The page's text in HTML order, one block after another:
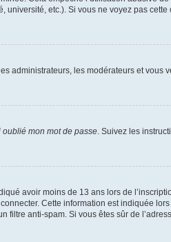
etc.). Si vous ne voyez pas
administrateurs, les modérateurs et vous
oublié mon mot de passe. Suivez les
avoir moins de 13 ans lors de
Cette information est indiquée
filtre anti-spam. Si vous êtes sûr de